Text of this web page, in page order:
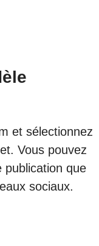
et sélectionnez
Vous pouvez
publication que
sociaux.